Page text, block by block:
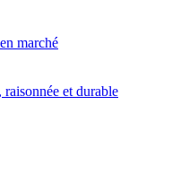
marché
et durable